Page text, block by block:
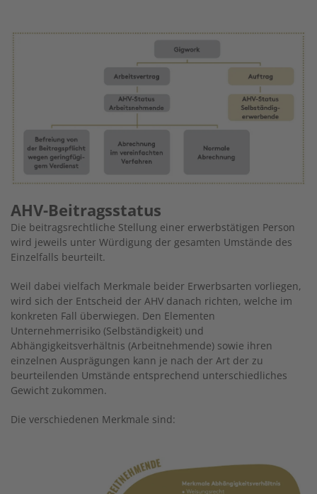
Image
AHV-Beitragsstatus
Die beitragsrechtliche Stellung einer erwerbstätigen Person
wird jeweils unter Würdigung der gesamten Umstände des
Einzelfalls beurteilt.
Weil dabei vielfach Merkmale beider Erwerbsarten vorliegen,
wird sich der Entscheid der AHV danach richten, welche im
konkreten Fall überwiegen. Den Elementen
Unternehmerrisiko (Selbständigkeit) und
Abhängigkeitsverhältnis (Arbeitnehmende) sowie ihren
einzelnen Ausprägungen kann je nach der Art der zu
beurteilenden Umstände entsprechend unterschiedliches
Gewicht zukommen.
Die verschiedenen Merkmale sind: